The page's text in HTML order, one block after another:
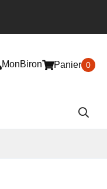
MonBiron Panier 0